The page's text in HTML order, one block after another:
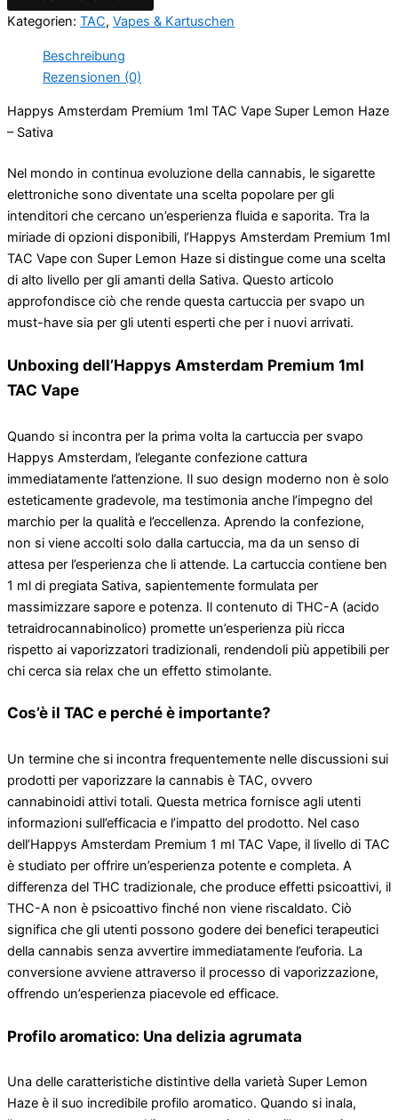
Kategorien: TAC, Vapes & Kartuschen
Beschreibung
Rezensionen (0)
Happys Amsterdam Premium 1ml TAC Vape Super Lemon Haze
– Sativa
Nel mondo in continua evoluzione della cannabis, le sigarette
elettroniche sono diventate una scelta popolare per gli
intenditori che cercano un’esperienza fluida e saporita. Tra la
miriade di opzioni disponibili, l’Happys Amsterdam Premium 1ml
TAC Vape con Super Lemon Haze si distingue come una scelta
di alto livello per gli amanti della Sativa. Questo articolo
approfondisce ciò che rende questa cartuccia per svapo un
must-have sia per gli utenti esperti che per i nuovi arrivati.
Unboxing dell’Happys Amsterdam Premium 1ml
TAC Vape
Quando si incontra per la prima volta la cartuccia per svapo
Happys Amsterdam, l’elegante confezione cattura
immediatamente l’attenzione. Il suo design moderno non è solo
esteticamente gradevole, ma testimonia anche l’impegno del
marchio per la qualità e l’eccellenza. Aprendo la confezione,
non si viene accolti solo dalla cartuccia, ma da un senso di
attesa per l’esperienza che li attende. La cartuccia contiene ben
1 ml di pregiata Sativa, sapientemente formulata per
massimizzare sapore e potenza. Il contenuto di THC-A (acido
tetraidrocannabinolico) promette un’esperienza più ricca
rispetto ai vaporizzatori tradizionali, rendendoli più appetibili per
chi cerca sia relax che un effetto stimolante.
Cos’è il TAC e perché è importante?
Un termine che si incontra frequentemente nelle discussioni sui
prodotti per vaporizzare la cannabis è TAC, ovvero
cannabinoidi attivi totali. Questa metrica fornisce agli utenti
informazioni sull’efficacia e l’impatto del prodotto. Nel caso
dell’Happys Amsterdam Premium 1 ml TAC Vape, il livello di TAC
è studiato per offrire un’esperienza potente e completa. A
differenza del THC tradizionale, che produce effetti psicoattivi, il
THC-A non è psicoattivo finché non viene riscaldato. Ciò
significa che gli utenti possono godere dei benefici terapeutici
della cannabis senza avvertire immediatamente l’euforia. La
conversione avviene attraverso il processo di vaporizzazione,
offrendo un’esperienza piacevole ed efficace.
Profilo aromatico: Una delizia agrumata
Una delle caratteristiche distintive della varietà Super Lemon
Haze è il suo incredibile profilo aromatico. Quando si inala,